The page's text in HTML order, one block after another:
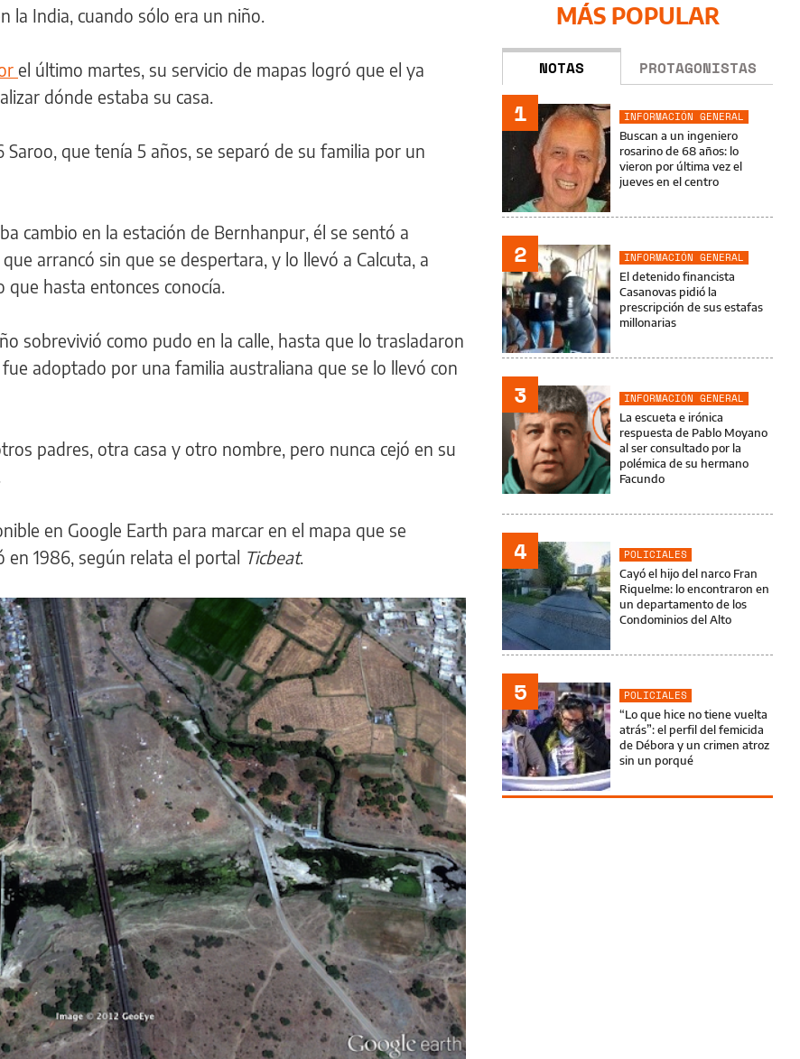
la India, cuando sólo era un niño.
el último martes, su servicio de mapas logró que el ya
dónde estaba su casa.
que tenía 5 años, se separó de su familia por un
cambio en la estación de Bernhanpur, él se sentó a
arrancó sin que se despertara, y lo llevó a Calcuta, a
hasta entonces conocía.
sobrevivió como pudo en la calle, hasta que lo trasladaron
adoptado por una familia australiana que se lo llevó con
padres, otra casa y otro nombre, pero nunca cejó en su
en Google Earth para marcar en el mapa que se
en 1986, según relata el portal Ticbeat.
MÁS POPULAR
NOTAS PROTAGONISTAS
1
INFORMACIÓN GENERAL
Buscan a un ingeniero
rosarino de 68 años: lo
vieron por última vez el
jueves en el centro
2
INFORMACIÓN GENERAL
El detenido financista
Casanovas pidió la
prescripción de sus estafas
millonarias
3
INFORMACIÓN GENERAL
La escueta e irónica
respuesta de Pablo Moyano
al ser consultado por la
polémica de su hermano
Facundo
4
POLICIALES
Cayó el hijo del narco Fran
Riquelme: lo encontraron en
un departamento de los
Condominios del Alto
5
POLICIALES
“Lo que hice no tiene vuelta
atrás”: el perfil del femicida
de Débora y un crimen atroz
sin un porqué